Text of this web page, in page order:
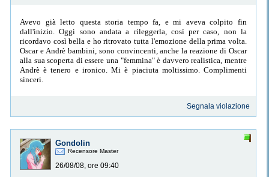
Avevo già letto questa storia tempo fa, e mi aveva colpito fin
dall'inizio. Oggi sono andata a rileggerla, così per caso, non la
ricordavo così bella e ho ritrovato tutta l'emozione della prima volta.
Oscar e Andrè bambini, sono convincenti, anche la reazione di Oscar
alla sua scoperta di essere una "femmina" è davvero realistica, mentre
Andrè è tenero e ironico. Mi è piaciuta moltissimo. Complimenti
sinceri.
Segnala violazione
Gondolin
Recensore Master
26/08/08, ore 09:40